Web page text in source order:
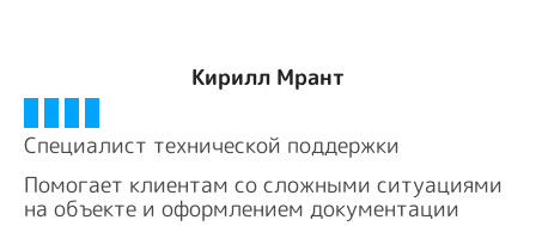
Кирилл Мрант
Специалист технической поддержки
Помогает клиентам со сложными ситуациями
на объекте и оформлением документации